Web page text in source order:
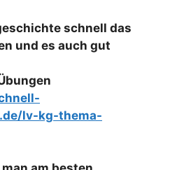
schnell das
und es auch gut
lv-kg-thema-